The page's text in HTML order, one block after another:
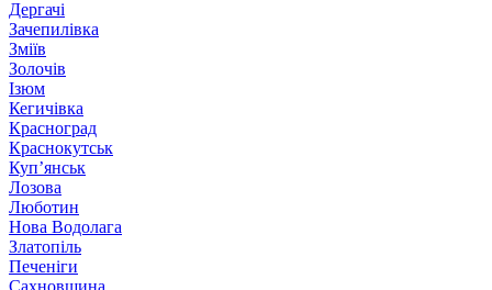
Дергачі
Зачепилівка
Зміїв
Золочів
Ізюм
Кегичівка
Красноград
Краснокутськ
Куп’янськ
Лозова
Люботин
Нова Водолага
Златопіль
Печеніги
Сахновщина